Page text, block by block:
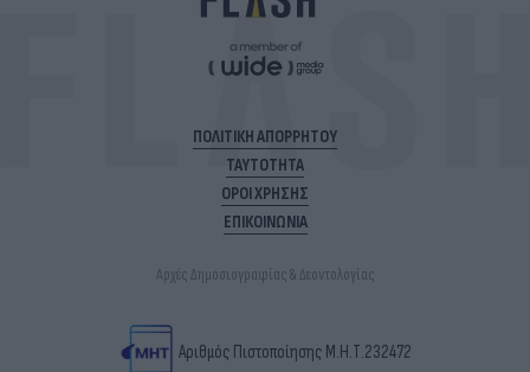
ΠΟΛΙΤΙΚΗ ΑΠΟΡΡΗΤΟΥ
ΤΑΥΤΟΤΗΤΑ
ΟΡΟΙ ΧΡΗΣΗΣ
ΕΠΙΚΟΙΝΩΝΙΑ
Αρχές Δημοσιογραφίας & Δεοντολογίας
Αριθμός Πιστοποίησης Μ.Η.Τ.232472